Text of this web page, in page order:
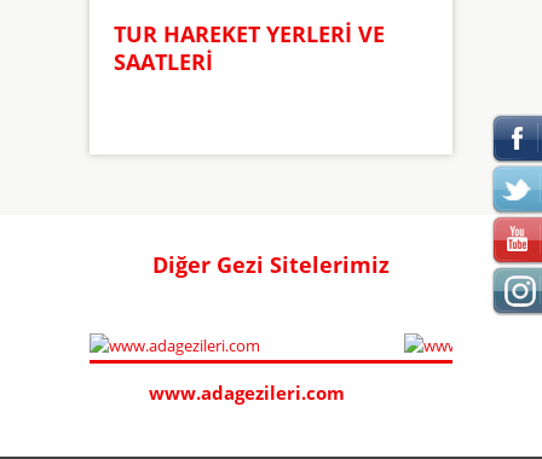
TUR HAREKET YERLERİ VE
SAATLERİ
Diğer Gezi Sitelerimiz
www.adagezileri.com